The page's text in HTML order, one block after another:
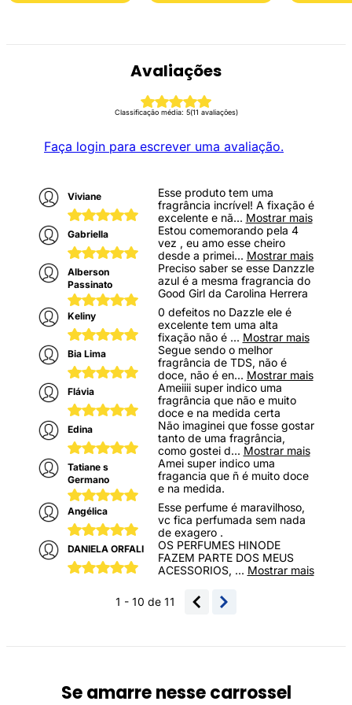
Avaliações
Classificação média: 5(11 avaliações)
Faça login para escrever uma avaliação.
Viviane
Esse produto tem uma
fragrância incrível! A fixação é
excelente e nã... Mostrar mais
Gabriella
Estou comemorando pela 4
vez , eu amo esse cheiro
desde a primei... Mostrar mais
Alberson
Passinato
Preciso saber se esse Danzzle
azul é a mesma fragrancia do
Good Girl da Carolina Herrera
Keliny
0 defeitos no Dazzle ele é
excelente tem uma alta
fixação não é ... Mostrar mais
Bia Lima
Segue sendo o melhor
fragrância de TDS, não é
doce, não é en... Mostrar mais
Flávia
Ameiiii super indico uma
fragrância que não e muito
doce e na medida certa
Edina
Não imaginei que fosse gostar
tanto de uma fragrância,
como gostei d... Mostrar mais
Tatiane s
Germano
Amei super indico uma
fragancia que ñ é muito doce
e na medida.
Angélica
Esse perfume é maravilhoso,
vc fica perfumada sem nada
de exagero .
DANIELA ORFALI
OS PERFUMES HINODE
FAZEM PARTE DOS MEUS
ACESSORIOS, ... Mostrar mais
1 - 10 de 11
Se amarre nesse carrossel